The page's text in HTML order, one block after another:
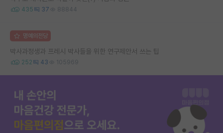
435 37 88844
명예의전당
박사과정생과 프레시 박사들을 위한 연구제안서 쓰는 팁
252 43 105969